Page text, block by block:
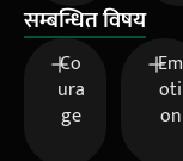
सम्बन्धित विषय
Co
ura
ge
Em
oti
on